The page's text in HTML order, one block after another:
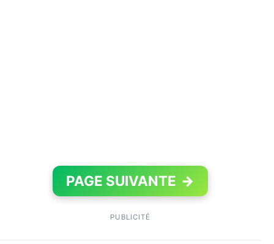
PAGE SUIVANTE →
PUBLICITÉ